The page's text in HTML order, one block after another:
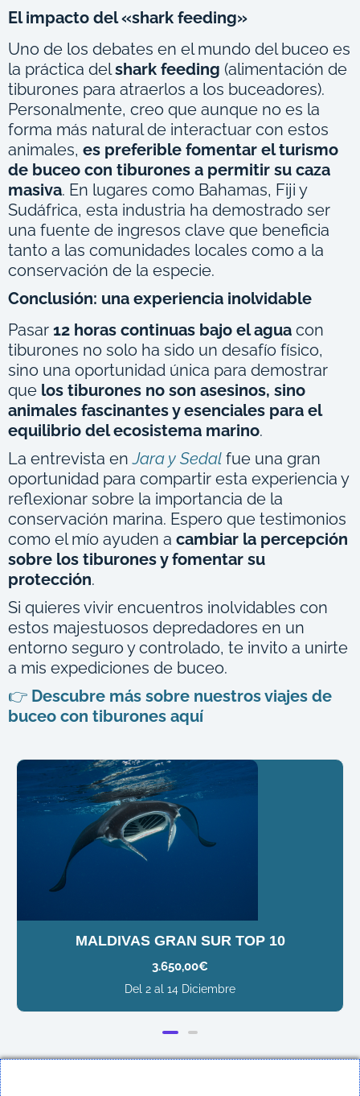
El impacto del «shark feeding»
Uno de los debates en el mundo del buceo es
la práctica delshark feeding (alimentación de
tiburones para atraerlos a los buceadores).
Personalmente, creo que aunque no es la
forma más natural de interactuar con estos
animales, es preferible fomentar el turismo
de buceo con tiburones a permitir su caza
masiva. En lugares como Bahamas, Fiji y
Sudáfrica, esta industria ha demostrado ser
una fuente de ingresos clave que beneficia
tanto a las comunidades locales como a la
conservación de la especie.
Conclusión: una experiencia inolvidable
Pasar 12 horas continuas bajo el agua con
tiburones no solo ha sido un desafío físico,
sino una oportunidad única para demostrar
que los tiburones no son asesinos, sino
animales fascinantes y esenciales para el
equilibrio del ecosistema marino.
La entrevista enJara y Sedal fue una gran
oportunidad para compartir esta experiencia y
reflexionar sobre la importancia de la
conservación marina. Espero que testimonios
como el mío ayuden a cambiar la percepción
sobre los tiburones y fomentar su
protección.
Si quieres vivir encuentros inolvidables con
estos majestuosos depredadores en un
entorno seguro y controlado, te invito a unirte
a mis expediciones de buceo.
👉 Descubre más sobre nuestros viajes de
buceo con tiburones aquí
MALDIVAS GRAN SUR TOP 10
3.650,00€
Del 2 al 14 Diciembre